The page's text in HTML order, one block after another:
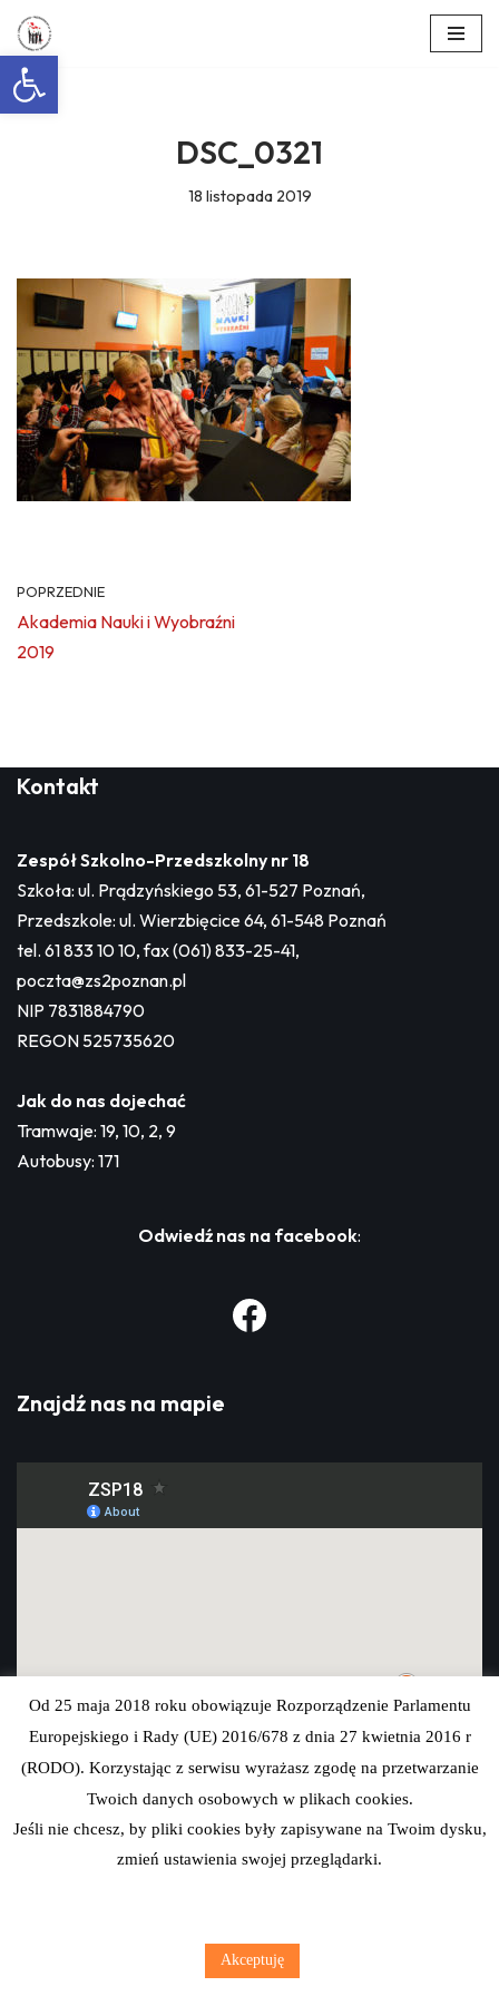
Otwórz pasek narzędzi
Przejdź
do
DSC_0321
18 listopada 2019
POPRZEDNIE
Akademia Nauki i Wyobraźni
2019
Kontakt
Zespół Szkolno-Przedszkolny nr 18
Szkoła: ul. Prądzyńskiego 53, 61-527 Poznań,
Przedszkole: ul. Wierzbięcice 64, 61-548 Poznań
tel. 61 833 10 10, fax (061) 833-25-41,
poczta@zs2poznan.pl
NIP 7831884790
REGON 525735620
Jak do nas dojechać
Tramwaje: 19, 10, 2, 9
Autobusy: 171
Odwiedź nas na facebook:
Znajdź nas na mapie
Od 25 maja 2018 roku obowiązuje Rozporządzenie Parlamentu
Europejskiego i Rady (UE) 2016/678 z dnia 27 kwietnia 2016 r
(RODO). Korzystając z serwisu wyrażasz zgodę na przetwarzanie
Twoich danych osobowych w plikach cookies.
Jeśli nie chcesz, by pliki cookies były zapisywane na Twoim dysku,
zmień ustawienia swojej przeglądarki.
Akceptuję